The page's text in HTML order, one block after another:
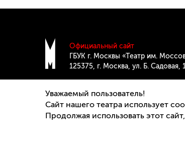
Официальный сайт
ГБУК г. Москвы «Театр им.
125375, г. Москва, ул. Б. Cадовая,
Уважаемый пользователь!
Сайт нашего театра использует
Продолжая использовать этот